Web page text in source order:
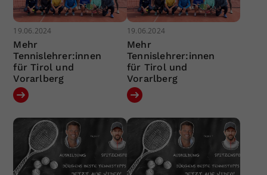
19.06.2024
Mehr
Tennislehrer:innen
für Tirol und
Vorarlberg
19.06.2024
Mehr
Tennislehrer:innen
für Tirol und
Vorarlberg